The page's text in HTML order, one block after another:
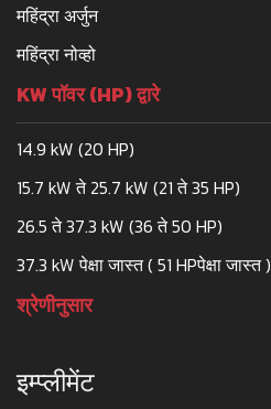
महिंद्रा अर्जुन
महिंद्रा नोव्हो
KW पॉवर (HP) द्वारे
14.9 kW (20 HP)
15.7 kW ते 25.7 kW (21 ते 35 HP)
26.5 ते 37.3 kW (36 ते 50 HP)
37.3 kW पेक्षा जास्त ( 51 HPपेक्षा जास्त )
श्रेणीनुसार
इम्प्लीमेंट